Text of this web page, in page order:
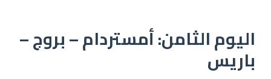
اليوم الثامن: أمستردام – بروج –
باريس